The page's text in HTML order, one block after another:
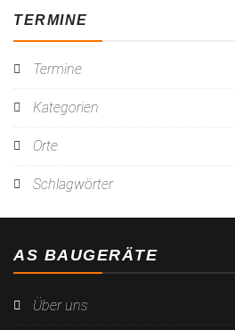
TERMINE
Termine
Kategorien
Orte
Schlagwörter
AS BAUGERÄTE
Über uns